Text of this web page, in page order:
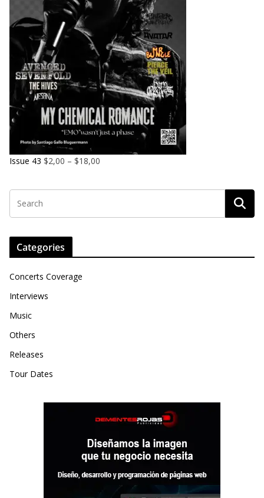
Issue 43 $2,00 – $18,00
Categories
Concerts Coverage
Interviews
Music
Others
Releases
Tour Dates